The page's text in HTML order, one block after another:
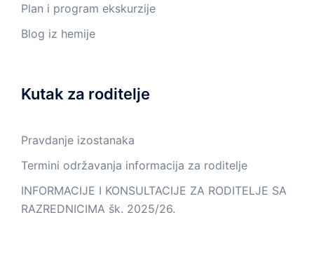
Plan i program ekskurzije
Blog iz hemije
Kutak za roditelje
Pravdanje izostanaka
Termini održavanja informacija za roditelje
INFORMACIJE I KONSULTACIJE ZA RODITELJE SA
RAZREDNICIMA šk. 2025/26.